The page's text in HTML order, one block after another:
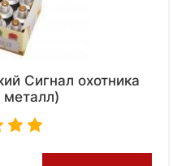
Сигнал охотника